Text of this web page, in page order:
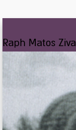
Raph Matos Ziva